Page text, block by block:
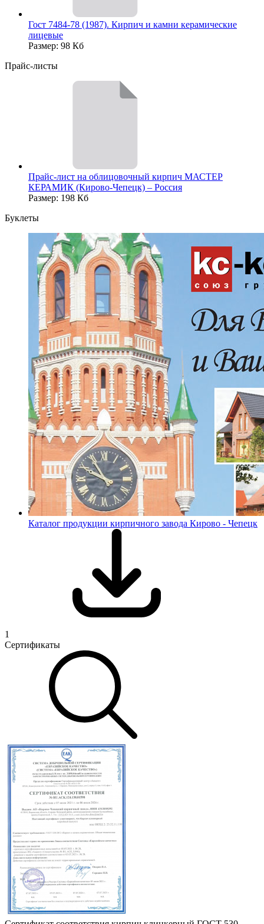
Гост 7484-78 (1987). Кирпич и камни керамические
лицевые
Размер: 98 Кб
Прайс-листы
Прайс-лист на облицовочный кирпич МАСТЕР
КЕРАМИК (Кирово-Чепецк) – Россия
Размер: 198 Кб
Буклеты
Каталог продукции кирпичного завода Кирово - Чепецк
1
Сертификаты